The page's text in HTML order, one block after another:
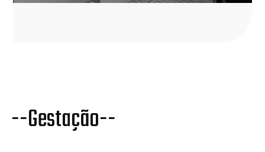
--Gestação--